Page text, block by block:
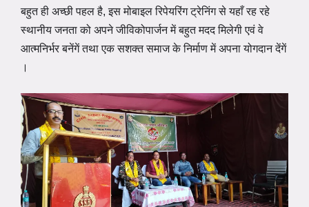
बहुत ही अच्छी पहल है, इस मोबाइल रिपेयरिंग ट्रेनिंग से यहाँ रह रहे
स्थानीय जनता को अपने जीविकोपार्जन में बहुत मदद मिलेगी एवं वे
आत्मनिर्भर बनेंगें तथा एक सशक्त समाज के निर्माण में अपना योगदान देंगें
।